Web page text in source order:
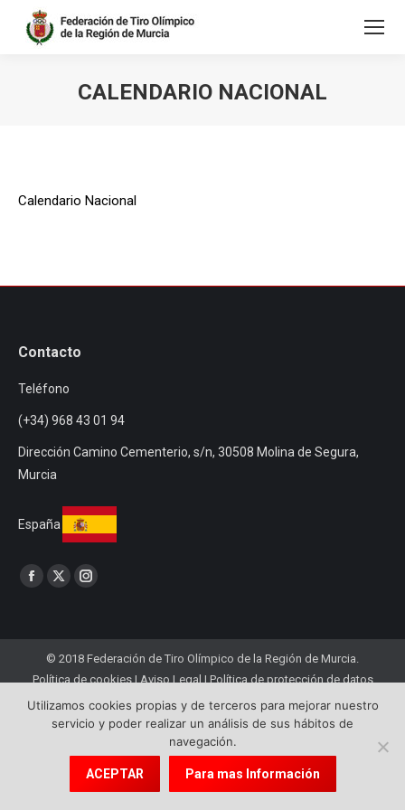
CALENDARIO NACIONAL
Calendario Nacional
Contacto
Teléfono
(+34) 968 43 01 94
Dirección Camino Cementerio, s/n, 30508 Molina de Segura,
Murcia
España
Encuéntranos en:
Facebook
TwitterInstagram
© 2018 Federación de Tiro Olímpico de la Región de Murcia.
Política de cookies|Aviso Legal|Política de protección de datos
Utilizamos cookies propias y de terceros para mejorar nuestro
servicio y poder realizar un análisis de sus hábitos de
navegación.
ACEPTAR Para mas Información